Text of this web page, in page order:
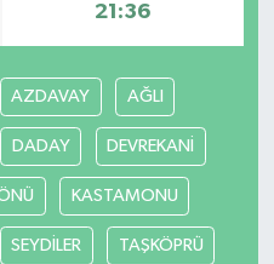
21:36
AZDAVAY AĞLI
DADAY DEVREKANİ
KASTAMONU
SEYDİLER TAŞKÖPRÜ